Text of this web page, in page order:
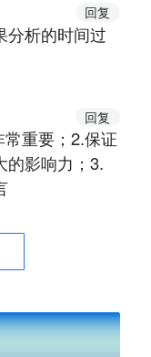
回复
分析的时间过
回复
重要；2.保证
的影响力；3.